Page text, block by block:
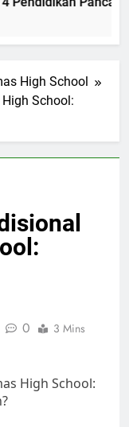
High School
School:
0 3 Mins
High School: